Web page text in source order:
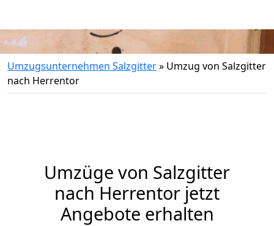
Umzugsunternehmen Salzgitter» Umzug von Salzgitter
nach Herrentor
Umzüge von Salzgitter
nach Herrentor jetzt
Angebote erhalten